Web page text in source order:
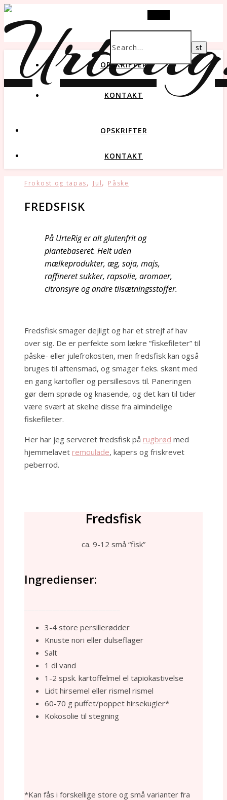
OPSKRIFTER
KONTAKT
OPSKRIFTER
KONTAKT
Frokost og tapas, Jul, Påske
FREDSFISK
På UrteRig er alt glutenfrit og
plantebaseret. Helt uden
mælkeprodukter, æg, soja, majs,
raffineret sukker, rapsolie, aromaer,
citronsyre og andre tilsætningsstoffer.
Fredsfisk smager dejligt og har et strejf af hav
over sig. De er perfekte som lækre ”fiskefileter” til
påske- eller julefrokosten, men fredsfisk kan også
bruges til aftensmad, og smager f.eks. skønt med
en gang kartofler og persillesovs til. Paneringen
gør dem sprøde og knasende, og det kan til tider
være svært at skelne disse fra almindelige
fiskefileter.
Her har jeg serveret fredsfisk på rugbrød med
hjemmelavet remoulade, kapers og friskrevet
peberrod.
Fredsfisk
ca. 9-12 små “fisk”
Ingredienser:
3-4 store persillerødder
Knuste nori eller dulseflager
Salt
1 dl vand
1-2 spsk. kartoffelmel el tapiokastivelse
Lidt hirsemel eller rismel rismel
60-70 g puffet/poppet hirsekugler*
Kokosolie til stegning
*Kan fås i forskellige store og små varianter fra